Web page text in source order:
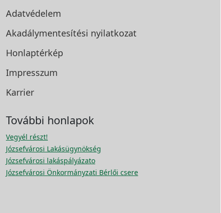
Adatvédelem
Akadálymentesítési nyilatkozat
Honlaptérkép
Impresszum
Karrier
További honlapok
Vegyél részt!
Józsefvárosi Lakásügynökség
Józsefvárosi lakáspályázato
Józsefvárosi Önkormányzati Bérlői csere